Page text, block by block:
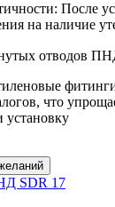
После
на наличие
отводов
что
установку
SDR 17